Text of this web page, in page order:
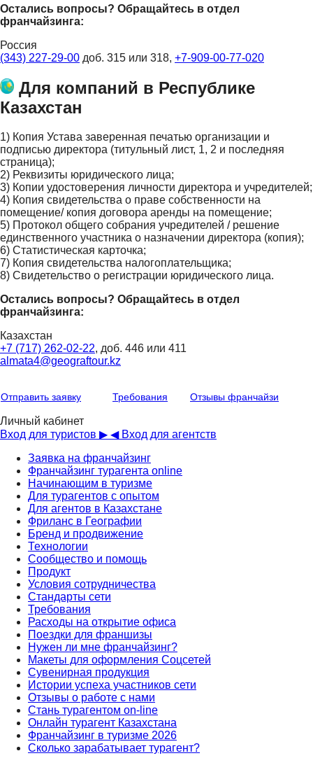
Остались вопросы? Обращайтесь в отдел
франчайзинга:
Россия
(343) 227-29-00 доб. 315 или 318, +7-909-00-77-020
Для компаний в Республике
Казахстан
1) Копия Устава заверенная печатью организации и
подписью директора (титульный лист, 1, 2 и последняя
страница);
2) Реквизиты юридического лица;
3) Копии удостоверения личности директора и учредителей;
4) Копия свидетельства о праве собственности на
помещение/ копия договора аренды на помещение;
5) Протокол общего собрания учредителей / решение
единственного участника о назначении директора (копия);
6) Статистическая карточка;
7) Копия свидетельства налогоплательщика;
8) Свидетельство о регистрации юридического лица.
Остались вопросы? Обращайтесь в отдел
франчайзинга:
Казахстан
+7 (717) 262-02-22, доб. 446 или 411
almata4@geograftour.kz
Отправить заявку Требования Отзывы франчайзи
Личный кабинет
Вход для туристов ▶ ◀ Вход для агентств
Заявка на франчайзинг
Франчайзинг турагента online
Начинающим в туризме
Для турагентов с опытом
Для агентов в Казахстане
Фриланс в Географии
Бренд и продвижение
Технологии
Сообщество и помощь
Продукт
Условия сотрудничества
Стандарты сети
Требования
Расходы на открытие офиса
Поездки для франшизы
Нужен ли мне франчайзинг?
Макеты для оформления Соцсетей
Сувенирная продукция
Истории успеха участников сети
Отзывы о работе с нами
Стань турагентом on-line
Онлайн турагент Казахстана
Франчайзинг в туризме 2026
Сколько зарабатывает турагент?